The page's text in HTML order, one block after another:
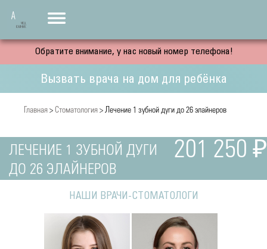
Обратите внимание, у нас новый номер телефона!
Вызвать врача на дом для ребёнка
Главная > Стоматология > Лечение 1 зубной дуги до 26 элайнеров
201 250 ₽
ЛЕЧЕНИЕ 1 ЗУБНОЙ ДУГИ
ДО 26 ЭЛАЙНЕРОВ
НАШИ ВРАЧИ-СТОМАТОЛОГИ